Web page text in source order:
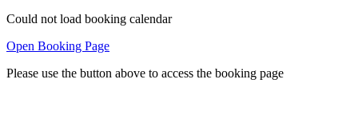
Could not load booking calendar
Open Booking Page
Please use the button above to access the booking page